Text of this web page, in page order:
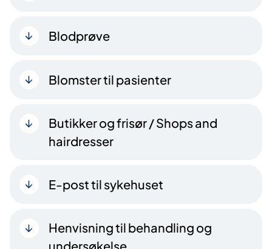
Blodprøve
Blomster til pasienter
Butikker og frisør / Shops and
hairdresser
E-post til sykehuset
Henvisning til behandling og
undersøkelse